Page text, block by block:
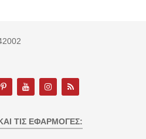
ΤΙΣ ΕΦΑΡΜΟΓΈΣ: